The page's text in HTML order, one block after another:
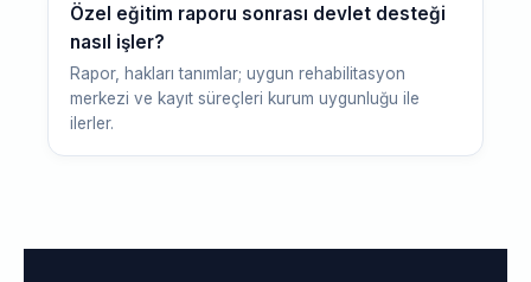
Özel eğitim raporu sonrası devlet desteği
nasıl işler?
Rapor, hakları tanımlar; uygun rehabilitasyon
merkezi ve kayıt süreçleri kurum uygunluğu ile
ilerler.